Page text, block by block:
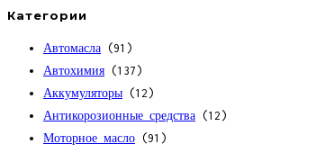
Категории
Автомасла (91)
Автохимия (137)
Аккумуляторы (12)
Антикорозионные средства (12)
Моторное масло (91)